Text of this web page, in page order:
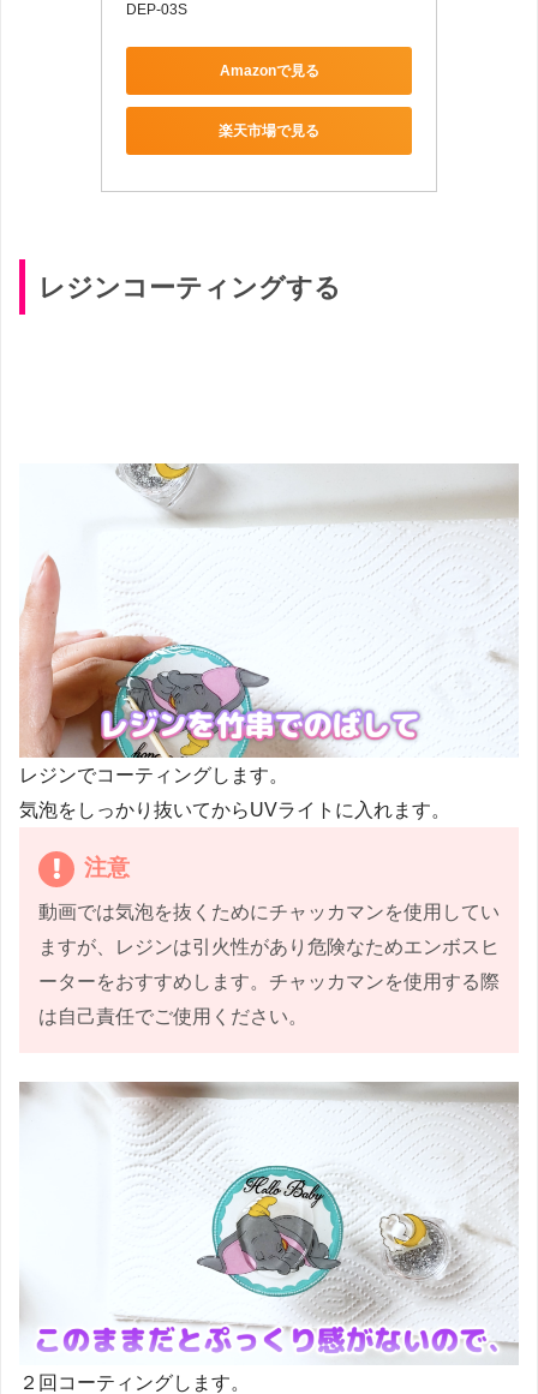
DEP-03S
Amazonで見る
楽天市場で見る
レジンコーティングする
レジンでコーティングします。
気泡をしっかり抜いてからUVライトに入れます。
注意
動画では気泡を抜くためにチャッカマンを使用してい
ますが、レジンは引火性があり危険なためエンボスヒ
ーターをおすすめします。チャッカマンを使用する際
は自己責任でご使用ください。
２回コーティングします。